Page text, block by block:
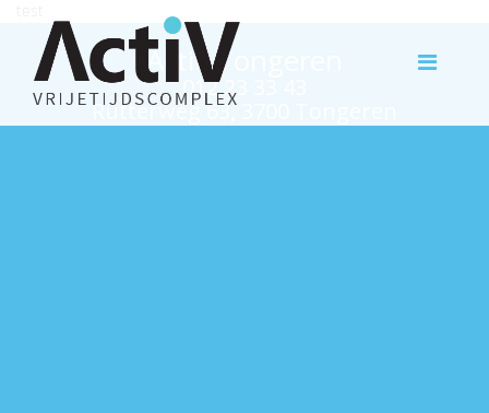
Activ Tongeren
012 23 33 43
Rutterweg 63, 3700 Tongeren